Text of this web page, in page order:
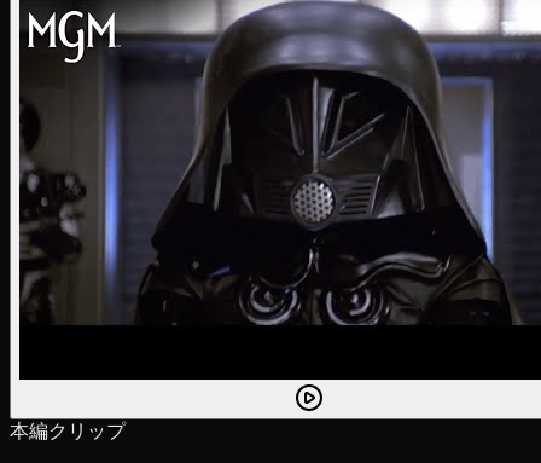
本編クリップ